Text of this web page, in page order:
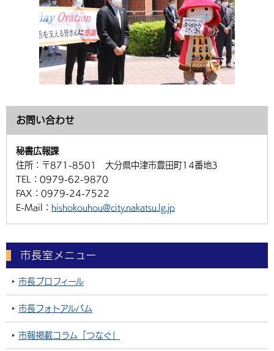
お問い合わせ
秘書広報課
住所： 〒871-8501 大分県中津市豊田町14番地3
TEL： 0979-62-9870
FAX： 0979-24-7522
E-Mail： hishokouhou@city.nakatsu.lg.jp
市長室メニュー
市長プロフィール
市長フォトアルバム
市報掲載コラム「つなぐ」